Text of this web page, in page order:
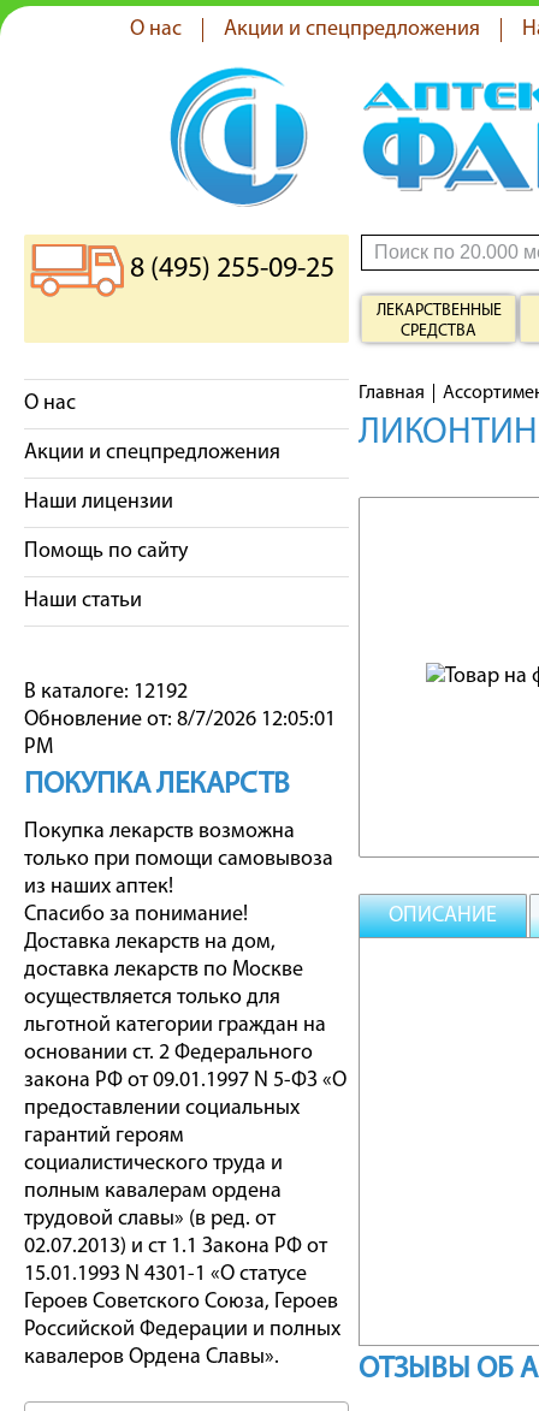
О нас Акции и спецпредложения
8 (495) 255-09-25
ЛЕКАРСТВЕННЫЕ
СРЕДСТВА
О нас
Акции и спецпредложения
Наши лицензии
Помощь по сайту
Наши статьи
В каталоге: 12192
Обновление от: 8/7/2026 12:05:01
PM
ПОКУПКА ЛЕКАРСТВ
Покупка лекарств возможна
только при помощи самовывоза
из наших аптек!
Спасибо за понимание!
Доставка лекарств на дом,
доставка лекарств по Москве
осуществляется только для
льготной категории граждан на
основании ст. 2 Федерального
закона РФ от 09.01.1997 N 5-ФЗ «О
предоставлении социальных
гарантий героям
социалистического труда и
полным кавалерам ордена
трудовой славы» (в ред. от
02.07.2013) и ст 1.1 Закона РФ от
15.01.1993 N 4301-1 «О статусе
Героев Советского Союза, Героев
Российской Федерации и полных
кавалеров Ордена Славы».
Главная
ЛИКОНТИН
ОПИСАНИЕ
ОТЗЫВЫ ОБ